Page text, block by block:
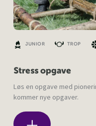
JUNIOR TROP
Stress opgave
Løs en opgave med
kommer nye opgaver.